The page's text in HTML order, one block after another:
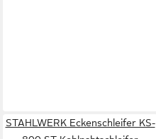
STAHLWERK Eckenschleifer KS-